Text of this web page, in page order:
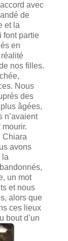
avec
de
et la
font partie
en
nos filles.
Nous
des
âgées,
n’avaient
Chiara
avons
la
un mot
et nous
alors que
ces lieux
bout d’un